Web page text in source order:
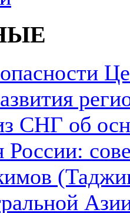
СНГ об
России: